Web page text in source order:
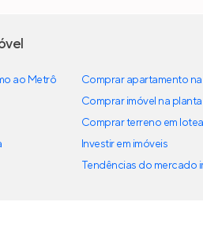
ao Metrô
Comprar apartamento
Comprar imóvel na planta
Comprar terreno em
Investir em imóveis
Tendências do mercado